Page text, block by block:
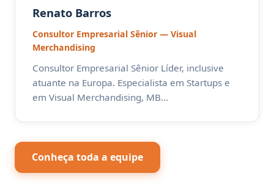
Renato Barros
Consultor Empresarial Sênior — Visual
Merchandising
Consultor Empresarial Sênior Líder, inclusive
atuante na Europa. Especialista em Startups e
em Visual Merchandising, MB…
Conheça toda a equipe